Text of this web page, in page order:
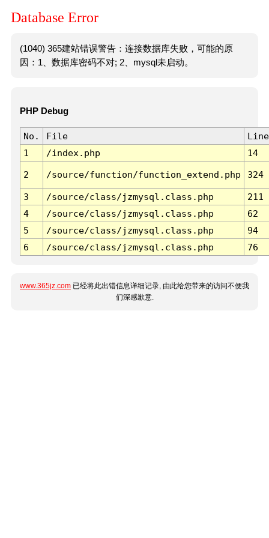
Database Error
(1040) 365建站错误警告：连接数据库失败，可能的原
因：1、数据库密码不对; 2、mysql未启动。
PHP Debug
No. File
Line
1
/index.php 14
2 /source/function/function_extend.php 324
3 /source/class/jzmysql.class.php
211
4
/source/class/jzmysql.class.php
62
5
/source/class/jzmysql.class.php
94
6
/source/class/jzmysql.class.php 76
www.365jz.com 已经将此出错信息详细记录, 由此给您带来的访问不便我
们深感歉意.